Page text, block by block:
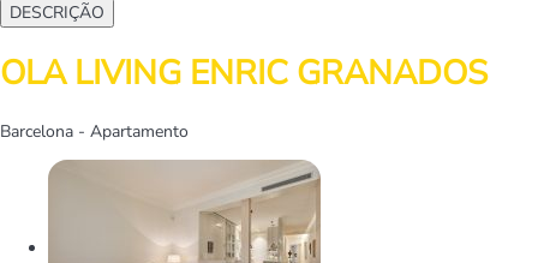
DESCRIÇÃO
OLA LIVING ENRIC GRANADOS
Barcelona - Apartamento